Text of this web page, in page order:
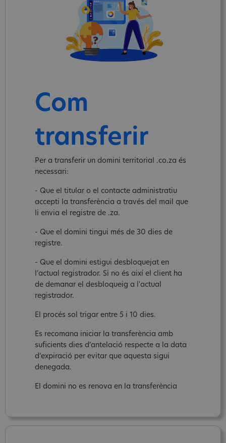
Com
transferir
Per a transferir un domini territorial .co.za és
necessari:
- Que el titular o el contacte administratiu
accepti la transferència a través del mail que
li envia el registre de .za.
- Que el domini tingui més de 30 dies de
registre.
- Que el domini estigui desbloquejat en
l'actual registrador. Si no és així el client ha
de demanar el desbloqueig a l'actual
registrador.
El procés sol trigar entre 5 i 10 dies.
Es recomana iniciar la transferència amb
suficients dies d’antelació respecte a la data
d’expiració per evitar que aquesta sigui
denegada.
El domini no es renova en la transferència